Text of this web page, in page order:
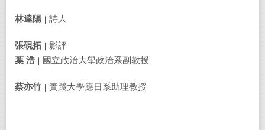
林達陽 ｜ 詩人
張硯拓 ｜ 影評
葉 浩 ｜ 國立政治大學政治系副教授
蔡亦竹 ｜ 實踐大學應日系助理教授